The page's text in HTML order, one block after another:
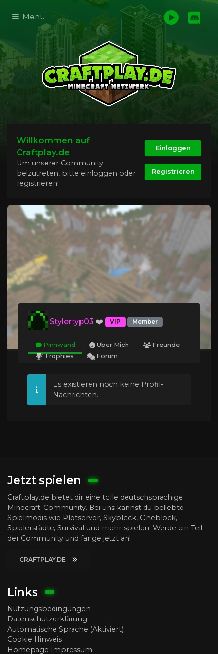
Menü
Willkommen auf
Craftplay.de
Um unserer Community
beizutreten, bitte einloggen oder
registrieren!
Einloggen
Registrieren
Stylertyp03 ❤️ VIP Member
Pinnwand Über Mich
Freunde
Trophies
Forum
Es existieren noch keine Profil-
Nachrichten.
Jetzt spielen
Craftplay.de bietet dir eine tolle deutschsprachige
Minecraft-Community. Bei uns kannst du beliebte
Spielmodis wie Plotserver, Skyblock, Oneblock,
Spielerstädte, Survival und mehr spielen. Werde ein Teil
der Community und fange jetzt an!
CRAFTPLAY.DE
Links
Nutzungsbedingungen
Datenschutzerklärung
Automatische Sprache (Aktiviert)
Cookie Hinweis
Homepage Impressum